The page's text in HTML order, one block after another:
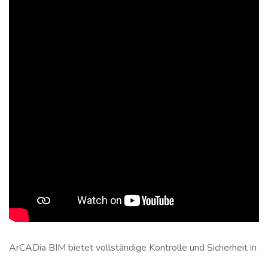
ArCADia BIM bietet vollständige Kontrolle und Sicherheit in